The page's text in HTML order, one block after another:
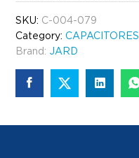
SKU: C-004-079
Category:CAPACITORES
Brand: JARD